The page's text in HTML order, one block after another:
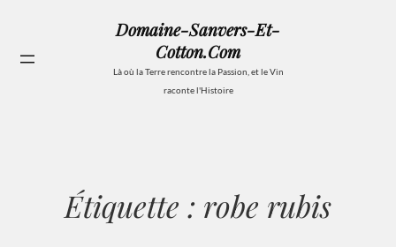
contenu
Domaine-Sanvers-Et-
Cotton.com
Là où la Terre rencontre la Passion, et le Vin
raconte l'Histoire
Étiquette : robe rubis